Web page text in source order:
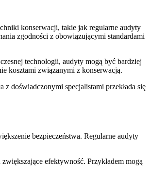
konserwacji, takie jak regularne audyty
zgodności z obowiązującymi standardami
technologii, audyty mogą być bardziej
kosztami związanymi z konserwacją.
z doświadczonymi specjalistami przekłada się
bezpieczeństwa. Regularne audyty
efektywność. Przykładem mogą